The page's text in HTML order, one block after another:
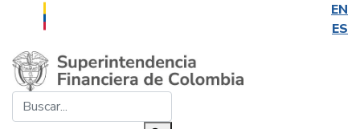
EN
ES
Saltar al contenido principal